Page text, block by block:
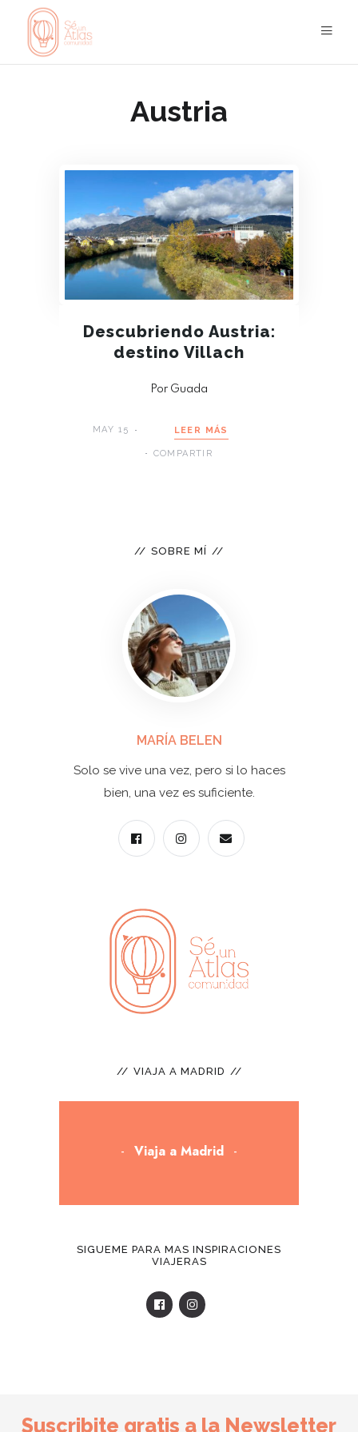
Austria
Descubriendo Austria:
destino Villach
Por Guada
MAY 15 LEER MÁS
COMPARTIR
SOBRE MÍ
MARÍA BELEN
Solo se vive una vez, pero si lo haces
bien, una vez es suficiente.
VIAJA A MADRID
Viaja a Madrid
SIGUEME PARA MAS INSPIRACIONES
VIAJERAS
Suscribite gratis a la Newsletter